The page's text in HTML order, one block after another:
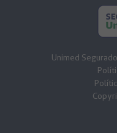
Unimed